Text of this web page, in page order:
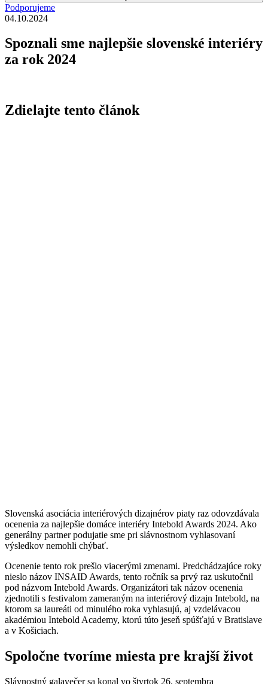
Podporujeme
04.10.2024
Spoznali sme najlepšie slovenské interiéry
za rok 2024
Zdielajte tento článok
Slovenská asociácia interiérových dizajnérov piaty raz odovzdávala
ocenenia za najlepšie domáce interiéry Intebold Awards 2024. Ako
generálny partner podujatie sme pri slávnostnom vyhlasovaní
výsledkov nemohli chýbať.
Ocenenie tento rok prešlo viacerými zmenami. Predchádzajúce roky
nieslo názov INSAID Awards, tento ročník sa prvý raz uskutočnil
pod názvom Intebold Awards. Organizátori tak názov ocenenia
zjednotili s festivalom zameraným na interiérový dizajn Intebold, na
ktorom sa laureáti od minulého roka vyhlasujú, aj vzdelávacou
akadémiou Intebold Academy, ktorú túto jeseň spúšťajú v Bratislave
a v Košiciach.
Spoločne tvoríme miesta pre krajší život
Slávnostný galavečer sa konal vo štvrtok 26. septembra